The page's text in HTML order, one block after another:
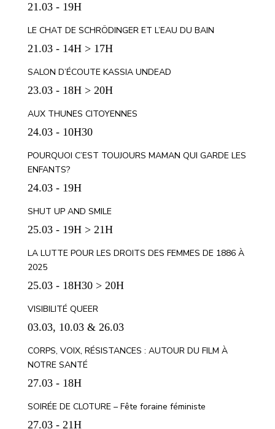
21.03 - 19H
LE CHAT DE SCHRÖDINGER ET L’EAU DU BAIN
21.03 - 14H > 17H
SALON D’ÉCOUTE KASSIA UNDEAD
23.03 - 18H > 20H
AUX THUNES CITOYENNES
24.03 - 10H30
POURQUOI C’EST TOUJOURS MAMAN QUI GARDE LES
ENFANTS?
24.03 - 19H
SHUT UP AND SMILE
25.03 - 19H > 21H
LA LUTTE POUR LES DROITS DES FEMMES DE 1886 À
2025
25.03 - 18H30 > 20H
VISIBILITÉ QUEER
03.03, 10.03 & 26.03
CORPS, VOIX, RÉSISTANCES : AUTOUR DU FILM À
NOTRE SANTÉ
27.03 - 18H
SOIRÉE DE CLOTURE – Fête foraine féministe
27.03 - 21H